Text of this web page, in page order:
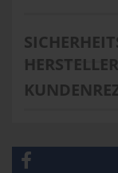
HERSTELLER